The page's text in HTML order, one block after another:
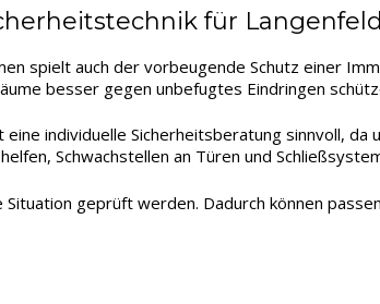
für
spielt auch der vorbeugende Schutz einer
besser gegen unbefugtes Eindringen
individuelle Sicherheitsberatung sinnvoll,
Schwachstellen an Türen und
geprüft werden. Dadurch können